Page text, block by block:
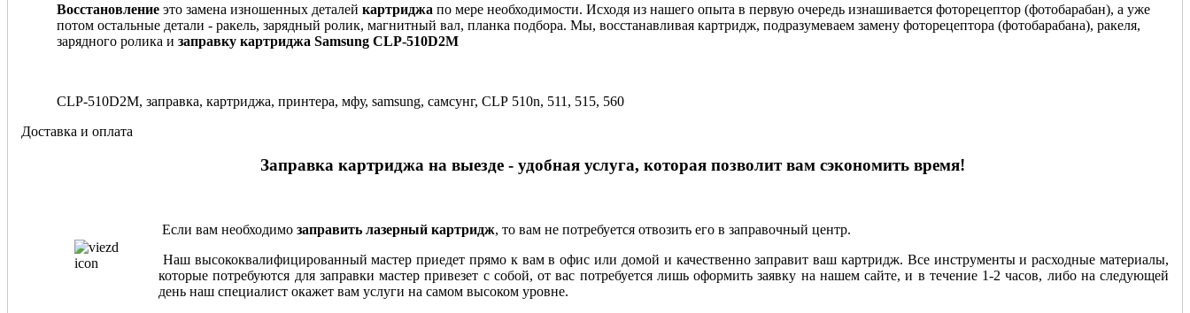
Восстановление это замена изношенных деталей картриджа по мере необходимости. Исходя из нашего опыта в первую очередь изнашивается фоторецептор (фотобарабан), а уже
потом остальные детали - ракель, зарядный ролик, магнитный вал, планка подбора. Мы, восстанавливая картридж, подразумеваем замену фоторецептора (фотобарабана), ракеля,
зарядного ролика и заправку картриджа Samsung CLP-510D2M
CLP-510D2M, заправка, картриджа, принтера, мфу, samsung, самсунг, CLP 510n, 511, 515, 560
Доставка и оплата
Заправка картриджа на выезде - удобная услуга, которая позволит вам сэкономить время!
Если вам необходимо заправить лазерный картридж, то вам не потребуется отвозить его в заправочный центр.
Наш высококвалифицированный мастер приедет прямо к вам в офис или домой и качественно заправит ваш картридж. Все инструменты и расходные материалы,
которые потребуются для заправки мастер привезет с собой, от вас потребуется лишь оформить заявку на нашем сайте, и в течение 1-2 часов, либо на следующей
день наш специалист окажет вам услуги на самом высоком уровне.